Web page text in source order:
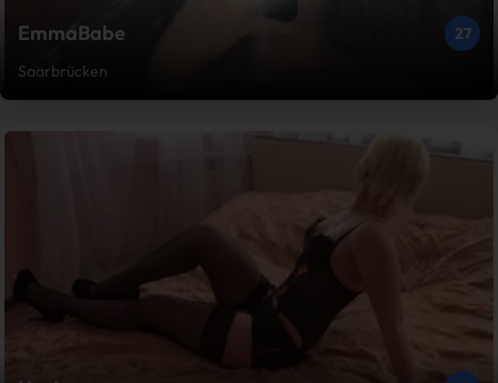
EmmaBabe
27
Saarbrücken